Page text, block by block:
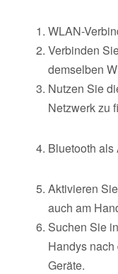
WLAN-
Verbinden
demselben
Nutzen Sie
Netzwerk zu
Bluetooth als
Aktivieren
auch am
Suchen Sie
Handys
Geräte.